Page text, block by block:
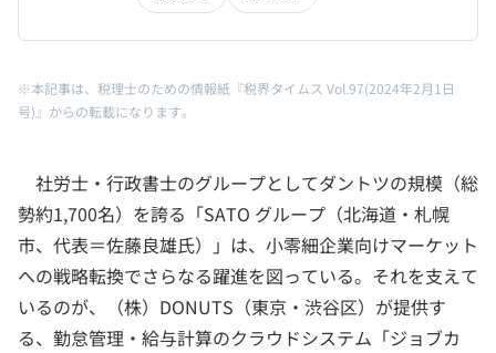
※本記事は、税理士のための情報紙『税界タイムス Vol.97(2024年2月1日
号)』からの転載になります。
社労士・行政書士のグループとしてダントツの規模（総
勢約1,700名）を誇る「SATO グループ（北海道・札幌
市、代表＝佐藤良雄氏）」は、小零細企業向けマーケット
への戦略転換でさらなる躍進を図っている。それを支えて
いるのが、（株）DONUTS（東京・渋谷区）が提供す
る、勤怠管理・給与計算のクラウドシステム「ジョブカ